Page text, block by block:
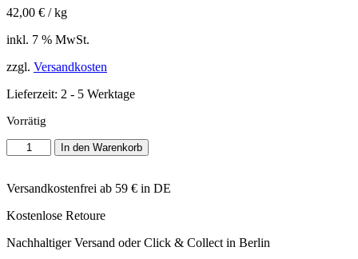
42,00 € /kg
inkl. 7 % MwSt.
zzgl. Versandkosten
Lieferzeit: 2 - 5 Werktage
Vorrätig
Pahema
-
Hagebutten
Menge
In den Warenkorb
Versandkostenfrei ab 59 € in DE
Kostenlose Retoure
Nachhaltiger Versand oder Click & Collect in Berlin